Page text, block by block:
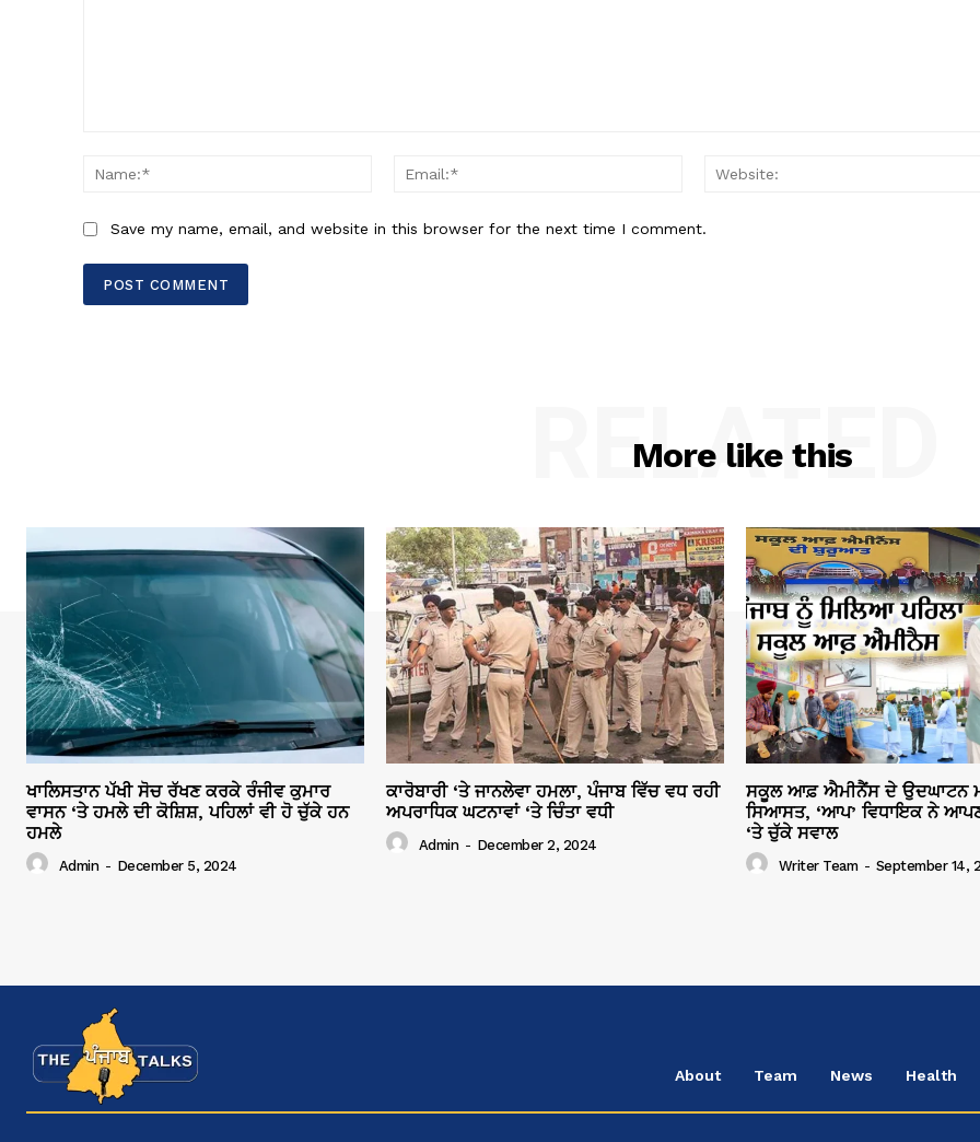
Name:*
Email:*
Save my name, email, and website in this browser for the next time I comment.
More like this
RELATED
ਖਾਲਿਸਤਾਨ ਪੱਖੀ ਸੋਚ ਰੱਖਣ ਕਰਕੇ ਰੰਜੀਵ ਕੁਮਾਰ
ਵਾਸਨ ‘ਤੇ ਹਮਲੇ ਦੀ ਕੋਸ਼ਿਸ਼, ਪਹਿਲਾਂ ਵੀ ਹੋ ਚੁੱਕੇ ਹਨ
ਹਮਲੇ
Admin - December 5, 2024
ਕਾਰੋਬਾਰੀ ‘ਤੇ ਜਾਨਲੇਵਾ ਹਮਲਾ, ਪੰਜਾਬ ਵਿੱਚ ਵਧ ਰਹੀ
ਅਪਰਾਧਿਕ ਘਟਨਾਵਾਂ ‘ਤੇ ਚਿੰਤਾ ਵਧੀ
Admin - December 2, 2024
ਸਕੂਲ ਆਫ਼ ਐਮੀਨੈਂਸ ਦੇ ਉਦਘਾਟਨ
ਸਿਆਸਤ, ‘ਆਪ’ ਵਿਧਾਇਕ ਨੇ
‘ਤੇ ਚੁੱਕੇ ਸਵਾਲ
Writer Team - September 14,
About Team News Health